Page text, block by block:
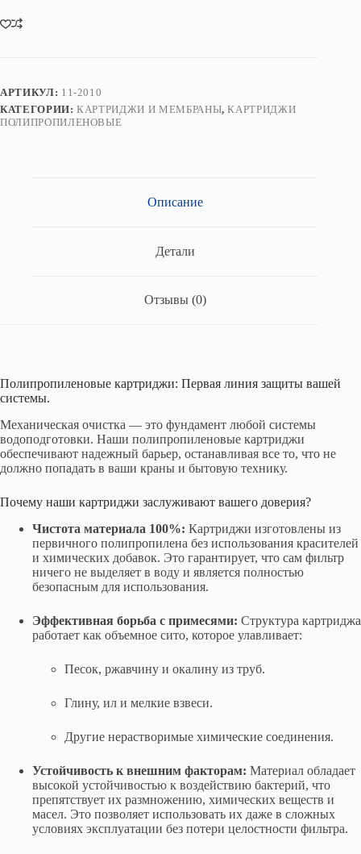
серии
BB
Premium
АРТИКУЛ: 11-2010
КАТЕГОРИИ:КАРТРИДЖИ И МЕМБРАНЫ,КАРТРИДЖИ
ПОЛИПРОПИЛЕНОВЫЕ
Описание
Детали
Отзывы (0)
Полипропиленовые картриджи: Первая линия защиты вашей
системы.
Механическая очистка — это фундамент любой системы
водоподготовки. Наши полипропиленовые картриджи
обеспечивают надежный барьер, останавливая все то, что не
должно попадать в ваши краны и бытовую технику.
Почему наши картриджи заслуживают вашего доверия?
Чистота материала 100%: Картриджи изготовлены из
первичного полипропилена без использования красителей
и химических добавок. Это гарантирует, что сам фильтр
ничего не выделяет в воду и является полностью
безопасным для использования.
Эффективная борьба с примесями: Структура картриджа
работает как объемное сито, которое улавливает:
Песок, ржавчину и окалину из труб.
Глину, ил и мелкие взвеси.
Другие нерастворимые химические соединения.
Устойчивость к внешним факторам: Материал обладает
высокой устойчивостью к воздействию бактерий, что
препятствует их размножению, химических веществ и
масел. Это позволяет использовать их даже в сложных
условиях эксплуатации без потери целостности фильтра.